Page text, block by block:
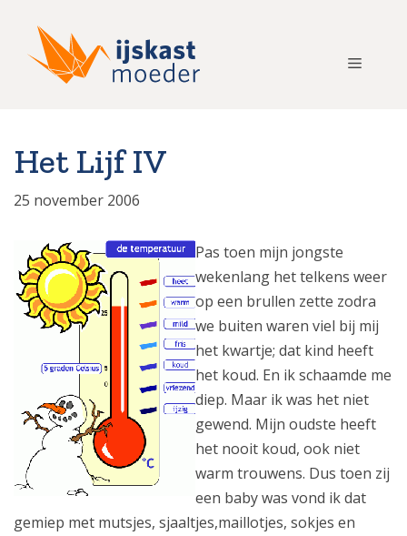
Menu
Het Lijf IV
25 november 2006
Pas toen mijn jongste
wekenlang het telkens weer
op een brullen zette zodra
we buiten waren viel bij mij
het kwartje; dat kind heeft
het koud. En ik schaamde me
diep. Maar ik was het niet
gewend. Mijn oudste heeft
het nooit koud, ook niet
warm trouwens. Dus toen zij
een baby was vond ik dat
gemiep met mutsjes, sjaaltjes,maillotjes, sokjes en